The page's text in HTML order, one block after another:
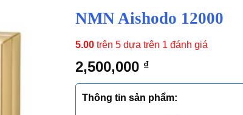
NMN Aishodo 12000
5.00trên 5 dựa trên 1 đánh giá
2,500,000 ₫
Thông tin sản phẩm: